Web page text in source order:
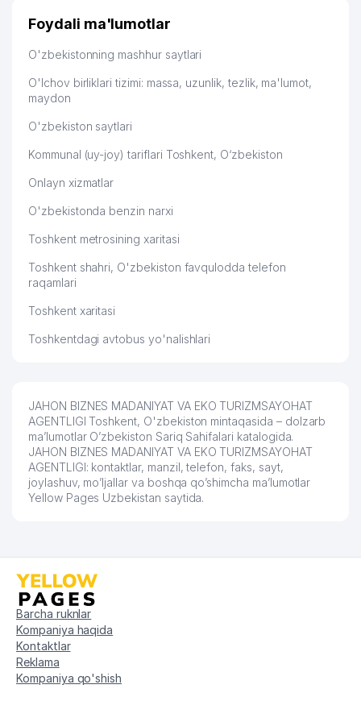
FILIALI
43
O'ZBEKISTON SOG'LOM SAQLASH
44 INAGOMOV MILLIY TAOMLARI MChJ
45 GRAND TOUR VOYAGE MChJ
MALON COMMERCE XUSUSIY
KORXONASI
47 GREAT SILKROAD TOURISM MChJ
48 BISH-SERVIS MChJ
49 O'ZDONMAHSULOT AJ 912 м
50 ASIA INSHURANS MChJ
51
O'ZBEKISTON RESPUBLIKASI ADLIYA
53 GROSS AJ SUG'URTA KOMPANIYASI 949 м
54 PASSTRANS MEDIA MChJ 951 м
55
EXCLUSIVE EDUCATION NODAVLAT
TA'LIM MUASSASASI
дальше развиваюсь потихоньку😊
Hamida 03.08.2026 12:45:39
Foydali ma'lumotlar
O'zbekistonning mashhur saytlari
O'lchov birliklari tizimi: massa, uzunlik, tezlik, ma'lumot,
maydon
O'zbekiston saytlari
Kommunal (uy-joy) tariflari Toshkent, O‘zbekiston
Onlayn xizmatlar
O'zbekistonda benzin narxi
Toshkent metrosining xaritasi
Toshkent shahri, O'zbekiston favqulodda telefon
raqamlari
Toshkent xaritasi
Toshkentdagi avtobus yo'nalishlari
JAHON BIZNES MADANIYAT VA EKO TURIZMSAYOHAT
AGENTLIGI Toshkent, O'zbekiston mintaqasida – dolzarb
ma’lumotlar O’zbekiston Sariq Sahifalari katalogida.
JAHON BIZNES MADANIYAT VA EKO TURIZMSAYOHAT
AGENTLIGI: kontaktlar, manzil, telefon, faks, sayt,
joylashuv, mo’ljallar va boshqa qo’shimcha ma’lumotlar
Yellow Pages Uzbekistan saytida.
Barcha ruknlar
Kompaniya haqida
Kontaktlar
Reklama
Kompaniya qo'shish